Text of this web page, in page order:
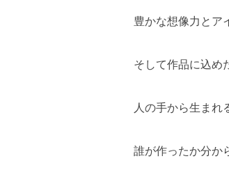
豊かな想像力とア
そして作品に込め
人の手から生まれ
誰が作ったか分か